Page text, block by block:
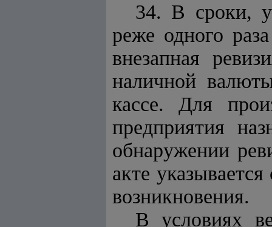
34. В сроки,
реже одного
внезапная
наличной
кассе. Для
предприятия
обнаружении
акте
возникновения.
В условиях